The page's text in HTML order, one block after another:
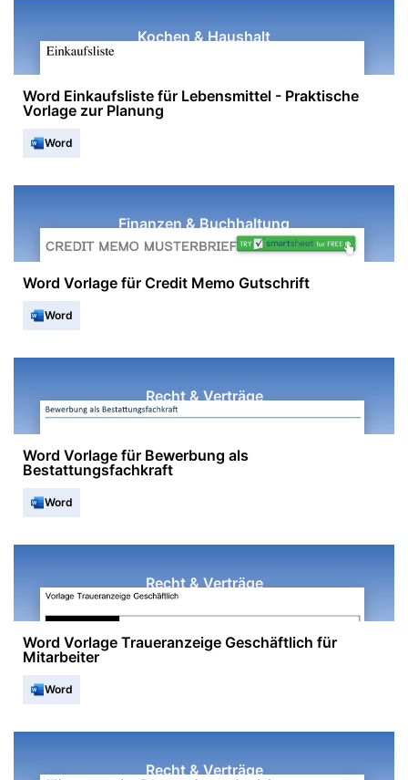
Kochen & Haushalt
Word Einkaufsliste für Lebensmittel - Praktische
Vorlage zur Planung
Word
Finanzen & Buchhaltung
Word Vorlage für Credit Memo Gutschrift
Word
Recht & Verträge
Word Vorlage für Bewerbung als
Bestattungsfachkraft
Word
Recht & Verträge
Word Vorlage Traueranzeige Geschäftlich für
Mitarbeiter
Word
Recht & Verträge